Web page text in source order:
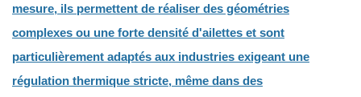
mesure, ils permettent de réaliser des géométries
complexes ou une forte densité d'ailettes et sont
particulièrement adaptés aux industries exigeant une
régulation thermique stricte, même dans des